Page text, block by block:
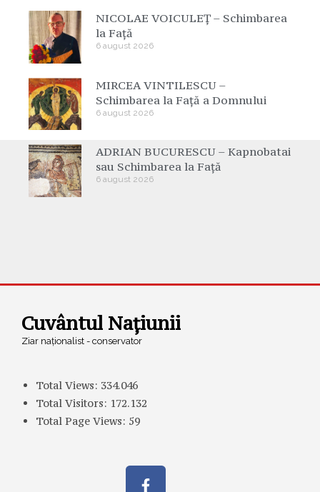
NICOLAE VOICULEȚ – Schimbarea
la Față
6 august 2026
MIRCEA VINTILESCU –
Schimbarea la Față a Domnului
6 august 2026
ADRIAN BUCURESCU – Kapnobatai
sau Schimbarea la Față
6 august 2026
Cuvântul Națiunii
Ziar naționalist - conservator
Total Views: 334.046
Total Visitors: 172.132
Total Page Views: 59